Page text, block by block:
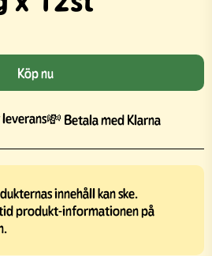
Köp nu
💸 Betala med Klarna
innehåll kan ske.
produkt-informationen på